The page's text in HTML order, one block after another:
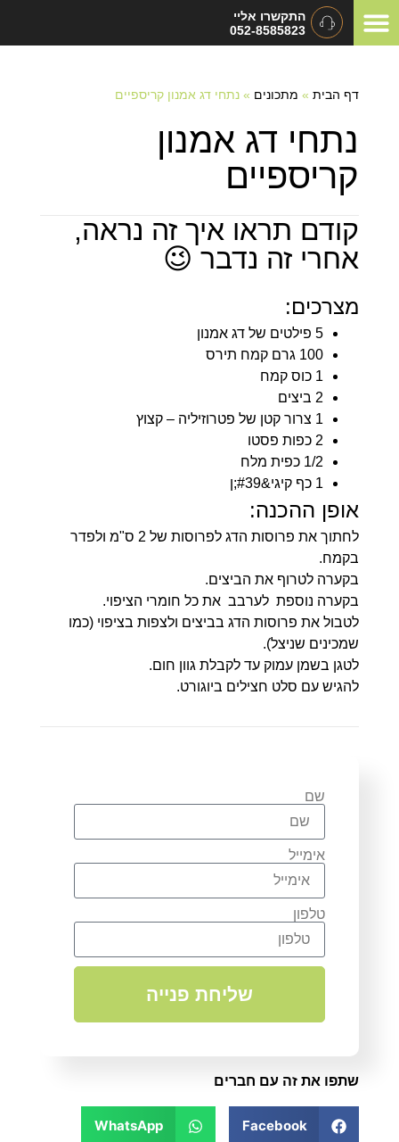
התקשרו אליי
052-8585823
דף הבית» מתכונים » נתחי דג אמנון קריספיים
נתחי דג אמנון
קריספיים
קודם תראו איך זה נראה,
אחרי זה נדבר 😉
מצרכים:
5 פילטים של דג אמנון
100 גרם קמח תירס
1 כוס קמח
2 ביצים
1 צרור קטן של פטרוזיליה – קצוץ
2 כפות פסטו
1/2 כפית מלח
1 כף קיגי&#39;ן
אופן ההכנה:
לחתוך את פרוסות הדג לפרוסות של 2 ס"מ ולפדר
בקמח.
בקערה לטרוף את הביצים.
בקערה נוספת לערבב את כל חומרי הציפוי.
לטבול את פרוסות הדג בביצים ולצפות בציפוי (כמו
שמכינים שניצל).
לטגן בשמן עמוק עד לקבלת גוון חום.
להגיש עם סלט חצילים ביוגורט.
שם
אימייל
טלפון
שליחת פנייה
שתפו את זה עם חברים
Facebook
WhatsApp